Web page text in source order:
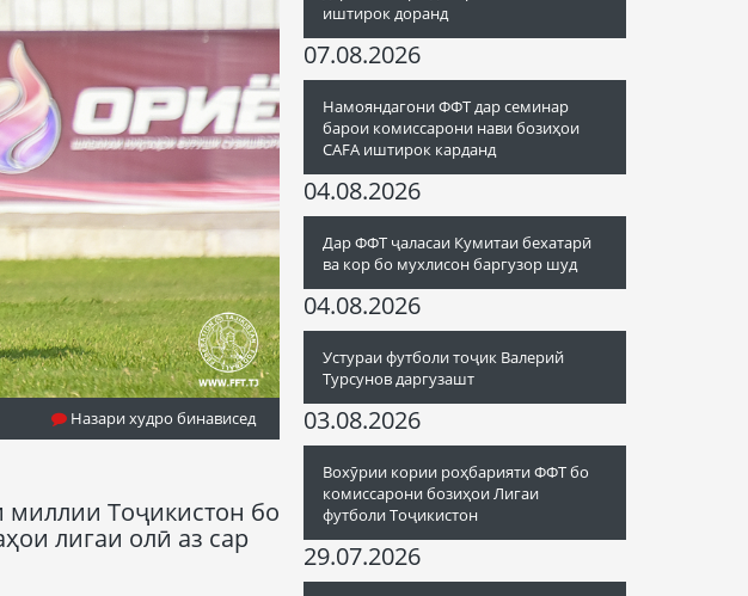
Назари худро бинависед
миллии Тоҷикистон бо
лигаи олӣ аз сар
иштирок доранд
07.08.2026
Намояндагони ФФТ дар семинар
барои комиссарони нави бозиҳои
CAFA иштирок карданд
04.08.2026
Дар ФФТ ҷаласаи Кумитаи бехатарӣ
ва кор бо мухлисон баргузор шуд
04.08.2026
Устураи футболи тоҷик Валерий
Турсунов даргузашт
03.08.2026
Вохӯрии кории роҳбарияти ФФТ бо
комиссарони бозиҳои Лигаи
футболи Тоҷикистон
29.07.2026